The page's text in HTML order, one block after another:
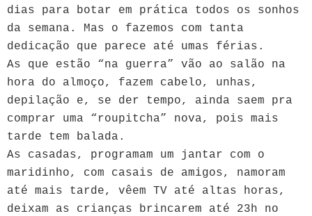
dias para botar em prática todos os sonhos
da semana. Mas o fazemos com tanta
dedicação que parece até umas férias.
As que estão “na guerra” vão ao salão na
hora do almoço, fazem cabelo, unhas,
depilação e, se der tempo, ainda saem pra
comprar uma “roupitcha” nova, pois mais
tarde tem balada.
As casadas, programam um jantar com o
maridinho, com casais de amigos, namoram
até mais tarde, vêem TV até altas horas,
deixam as crianças brincarem até 23h no